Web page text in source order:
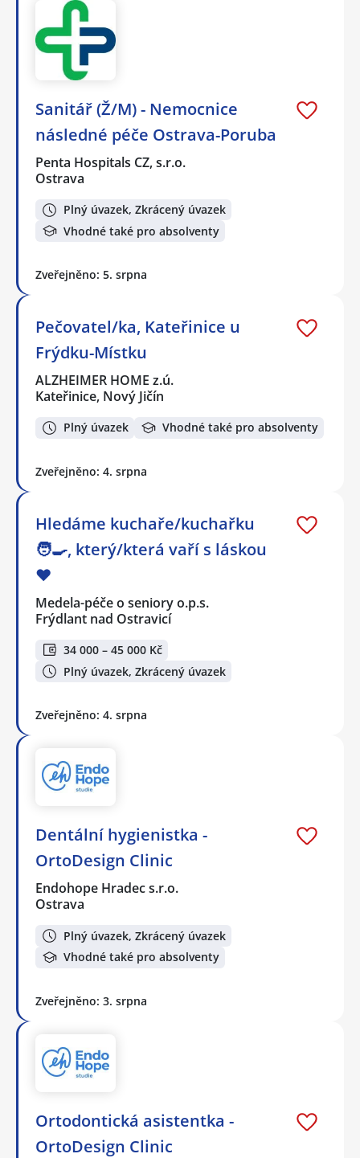
Sanitář (Ž/M) - Nemocnice
následné péče Ostrava-Poruba
Penta Hospitals CZ, s.r.o.
Ostrava
Plný úvazek, Zkrácený úvazek
Vhodné také pro absolventy
Zveřejněno: 5. srpna
Pečovatel/ka, Kateřinice u
Frýdku-Místku
ALZHEIMER HOME z.ú.
Kateřinice, Nový Jičín
Plný úvazek Vhodné také pro absolventy
Zveřejněno: 4. srpna
Hledáme kuchaře/kuchařku
🧑‍🍳, který/která vaří s láskou
❤️
Medela-péče o seniory o.p.s.
Frýdlant nad Ostravicí
34 000 – 45 000 Kč
Plný úvazek, Zkrácený úvazek
Zveřejněno: 4. srpna
Dentální hygienistka -
OrtoDesign Clinic
Endohope Hradec s.r.o.
Ostrava
Plný úvazek, Zkrácený úvazek
Vhodné také pro absolventy
Zveřejněno: 3. srpna
Ortodontická asistentka -
OrtoDesign Clinic